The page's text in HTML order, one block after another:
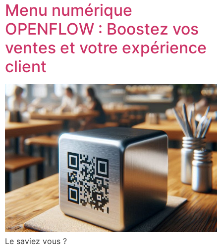
Menu numérique
OPENFLOW : Boostez vos
ventes et votre expérience
client
Le saviez vous ?